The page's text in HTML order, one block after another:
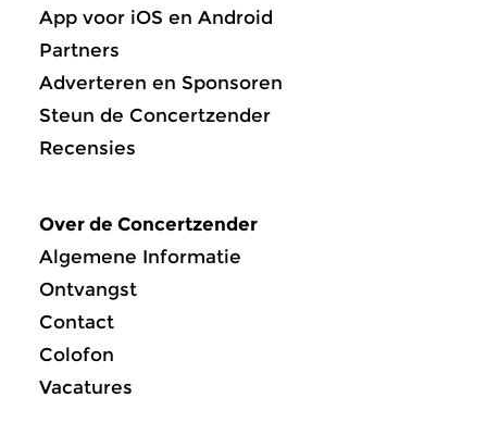
App voor iOS en Android
Partners
Adverteren en Sponsoren
Steun de Concertzender
Recensies
Over de Concertzender
Algemene Informatie
Ontvangst
Contact
Colofon
Vacatures